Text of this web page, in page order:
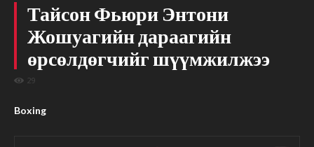
Тайсон Фьюри Энтони
Жошуагийн дараагийн
өрсөлдөгчийг шүүмжилжээ
29
Boxing